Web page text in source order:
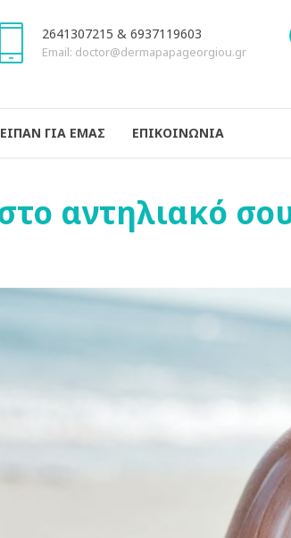
2641307215 & 6937119603
Email: doctor@dermapapageorgiou.gr
ΕΙΠΑΝ ΓΙΑ ΕΜΑΣ ΕΠΙΚΟΙΝΩΝΙΑ
αντηλιακό